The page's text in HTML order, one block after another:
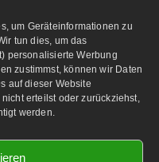
um Geräteinformationen zu
tun dies, um das
personalisierte Werbung
zustimmst, können wir Daten
auf dieser Website
erteilst oder zurückziehst,
werden.